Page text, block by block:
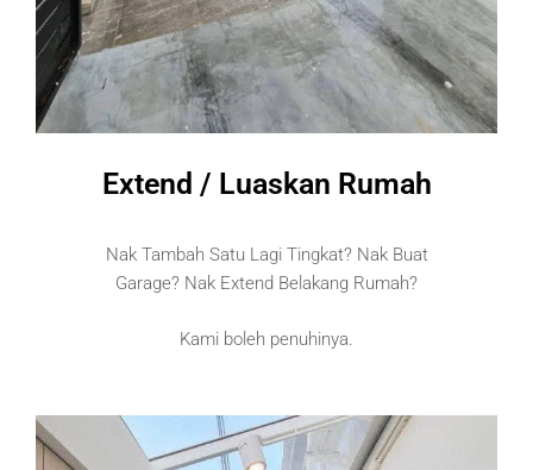
Extend / Luaskan Rumah
Nak Tambah Satu Lagi Tingkat? Nak Buat
Garage? Nak Extend Belakang Rumah?
Kami boleh penuhinya.